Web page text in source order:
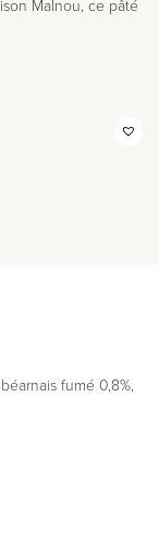
Malnou, ce pâté
fumé 0,8%,